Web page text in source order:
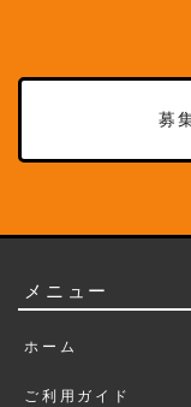
募
メニュー
ホーム
ご利用ガイド